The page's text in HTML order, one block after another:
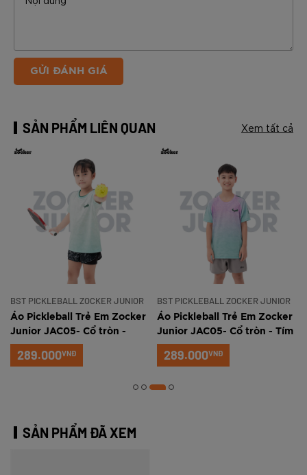
GỬI ĐÁNH GIÁ
SẢN PHẨM LIÊN QUAN Xem tất cả
BST PICKLEBALL ZOCKER JUNIOR
Áo Pickleball Trẻ Em Zocker
Junior JAC05- Cổ tròn -
Xanh ngọc
289.000VNĐ
BST PICKLEBALL ZOCKER JUNIOR
Áo Pickleball Trẻ Em Zocker
Junior JAC05- Cổ tròn - Tím
289.000VNĐ
SẢN PHẨM ĐÃ XEM